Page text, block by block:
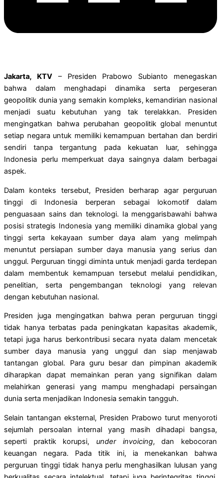
Jakarta, KTV– Presiden Prabowo Subianto menegaskan
bahwa dalam menghadapi dinamika serta pergeseran
geopolitik dunia yang semakin kompleks, kemandirian nasional
menjadi suatu kebutuhan yang tak terelakkan. Presiden
mengingatkan bahwa perubahan geopolitik global menuntut
setiap negara untuk memiliki kemampuan bertahan dan berdiri
sendiri tanpa tergantung pada kekuatan luar, sehingga
Indonesia perlu memperkuat daya saingnya dalam berbagai
aspek.
Dalam konteks tersebut, Presiden berharap agar perguruan
tinggi di Indonesia berperan sebagai lokomotif dalam
penguasaan sains dan teknologi. Ia menggarisbawahi bahwa
posisi strategis Indonesia yang memiliki dinamika global yang
tinggi serta kekayaan sumber daya alam yang melimpah
menuntut persiapan sumber daya manusia yang serius dan
unggul. Perguruan tinggi diminta untuk menjadi garda terdepan
dalam membentuk kemampuan tersebut melalui pendidikan,
penelitian, serta pengembangan teknologi yang relevan
dengan kebutuhan nasional.
Presiden juga mengingatkan bahwa peran perguruan tinggi
tidak hanya terbatas pada peningkatan kapasitas akademik,
tetapi juga harus berkontribusi secara nyata dalam mencetak
sumber daya manusia yang unggul dan siap menjawab
tantangan global. Para guru besar dan pimpinan akademik
diharapkan dapat memainkan peran yang signifikan dalam
melahirkan generasi yang mampu menghadapi persaingan
dunia serta menjadikan Indonesia semakin tangguh.
Selain tantangan eksternal, Presiden Prabowo turut menyoroti
sejumlah persoalan internal yang masih dihadapi bangsa,
seperti praktik korupsi, under invoicing, dan kebocoran
keuangan negara. Pada titik ini, ia menekankan bahwa
perguruan tinggi tidak hanya perlu menghasilkan lulusan yang